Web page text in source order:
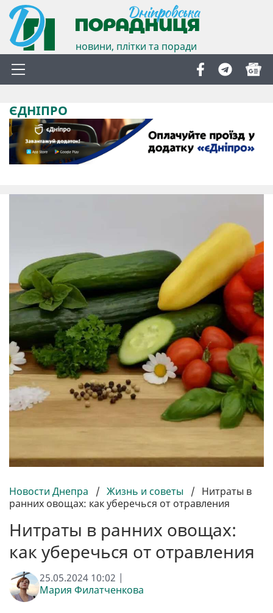
новини, плітки та поради
ЄДНІПРО
Новости Днепра / Жизнь и советы / Нитраты в
ранних овощах: как уберечься от отравления
Нитраты в ранних овощах:
как уберечься от отравления
25.05.2024 10:02 |
Мария Филатченкова